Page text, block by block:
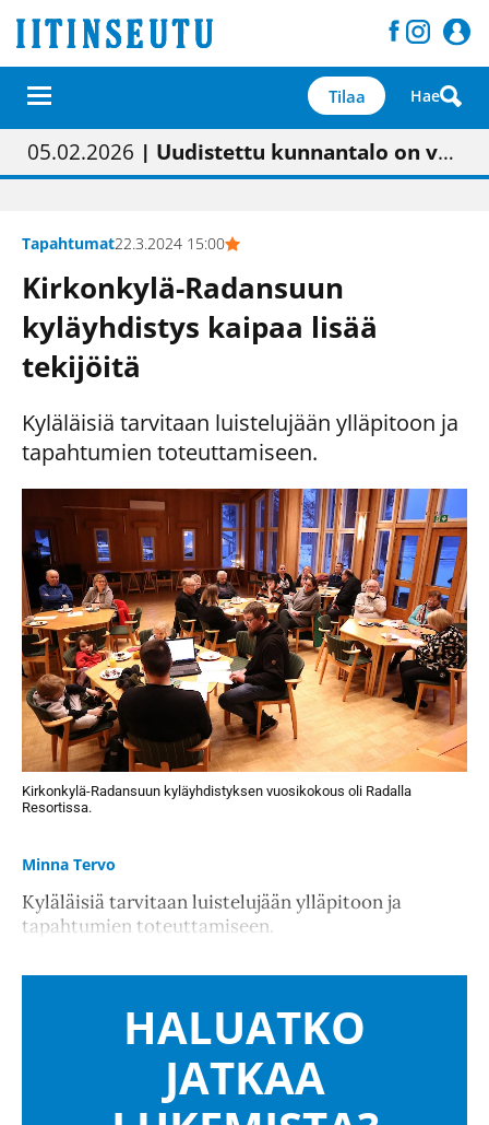
Tilaa Hae
01.02.2026 | Painon vaihtumisen pitäisi näkyä hieman parempana painojäljen laatuna lehdessä
05.02.2026 | Uudistettu kunnantalo on valoisa
23.04.2026 | “Olemme käynnistämässä uudelleen keskustavisiotyön”
09.05.2026| "Maalla on totuttu elämään omavaraisemmin kuin kaupungissa"
Tapahtumat22.3.2024 15:00
Kirkonkylä-Radansuun
kyläyhdistys kaipaa lisää
tekijöitä
Kyläläisiä tarvitaan luistelujään ylläpitoon ja
tapahtumien toteuttamiseen.
Kirkonkylä-Radansuun kyläyhdistyksen vuosikokous oli Radalla
Resortissa.
Minna Tervo
Kyläläisiä tarvitaan luistelujään ylläpitoon ja
tapahtumien toteuttamiseen.
HALUATKO
JATKAA